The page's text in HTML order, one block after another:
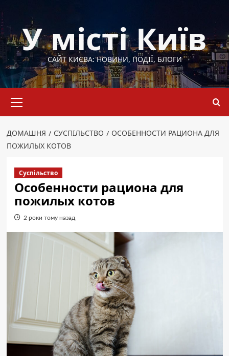
до
вмістуУ місті Київ
САЙТ КИЄВА: НОВИНИ, ПОДІЇ, БЛОГИ
меню
ДОМАШНЯ СУСПІЛЬСТВО
ОСОБЕННОСТИ РАЦИОНА ДЛЯ
ПОЖИЛЫХ КОТОВ
Суспільство
Особенности рациона для
пожилых котов
2 роки тому назад